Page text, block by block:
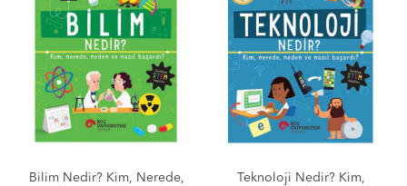
Bilim Nedir? Kim, Nerede,
Teknoloji Nedir? Kim,